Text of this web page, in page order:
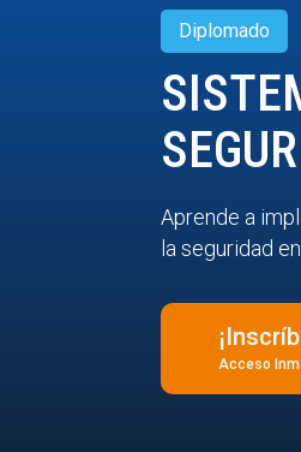
Diplomado
Aprende a
la seguridad
Acceso